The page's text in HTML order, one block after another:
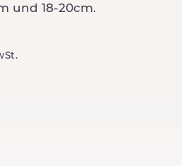
und 18-20cm.